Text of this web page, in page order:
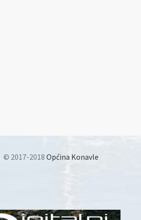
© 2017-2018 Općina Konavle